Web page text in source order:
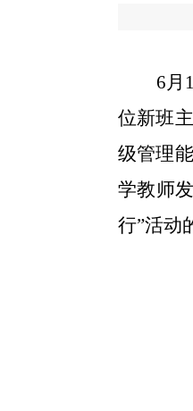
6月
位新班
级管理
学教师
行”活动